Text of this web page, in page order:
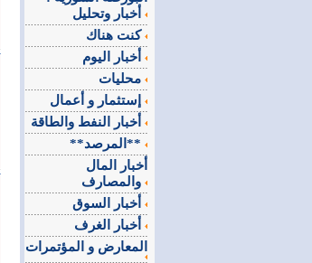
كنت هناك
**المرصد**
أخبار المال
المعارض و المؤتمرات